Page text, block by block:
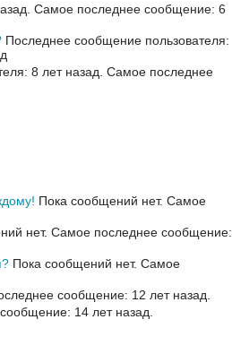
Самое последнее сообщение: 6
Последнее сообщение пользователя:
8 лет назад. Самое последнее
Пока сообщений нет. Самое
нет. Самое последнее сообщение:
Пока сообщений нет. Самое
сообщение: 12 лет назад.
14 лет назад.